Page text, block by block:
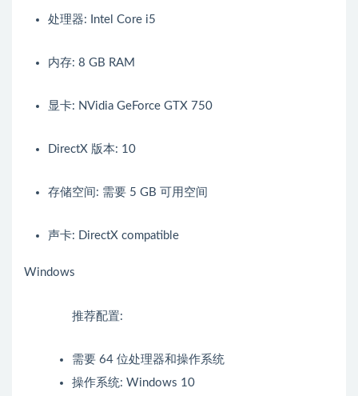
处理器: Intel Core i5
内存: 8 GB RAM
显卡: NVidia GeForce GTX 750
DirectX 版本: 10
存储空间: 需要 5 GB 可用空间
声卡: DirectX compatible
Windows
推荐配置:
需要 64 位处理器和操作系统
操作系统: Windows 10